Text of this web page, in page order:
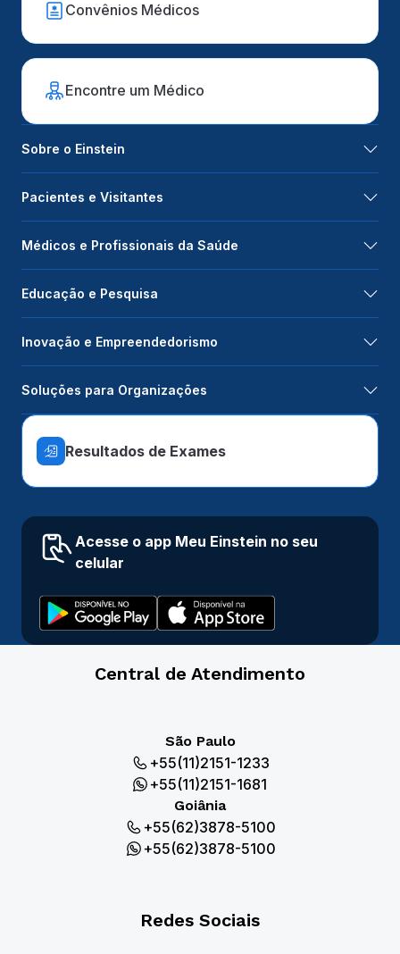
Convênios Médicos
Encontre um Médico
Sobre o Einstein
Pacientes e Visitantes
Médicos e Profissionais da Saúde
Educação e Pesquisa
Inovação e Empreendedorismo
Soluções para Organizações
Resultados de Exames
Acesse o app Meu Einstein no seu
celular
Central de Atendimento
São Paulo
+55(11)2151-1233
+55(11)2151-1681
Goiânia
+55(62)3878-5100
+55(62)3878-5100
Redes Sociais